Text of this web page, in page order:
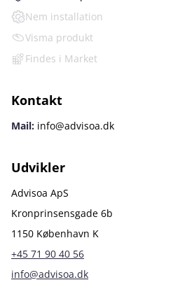
Nem installation
Visma produkt
Findes i Market
Kontakt
Mail: info@advisoa.dk
Udvikler
Advisoa ApS
Kronprinsensgade 6b
1150 København K
+45 71 90 40 56
info@advisoa.dk